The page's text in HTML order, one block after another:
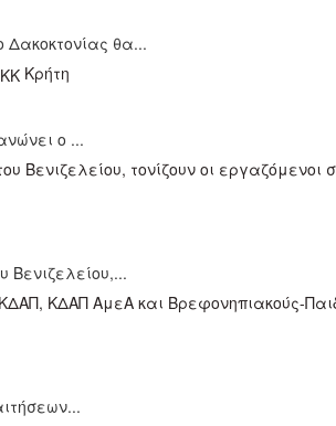
Δακοκτονίας θα...
Κρήτη
ο ...